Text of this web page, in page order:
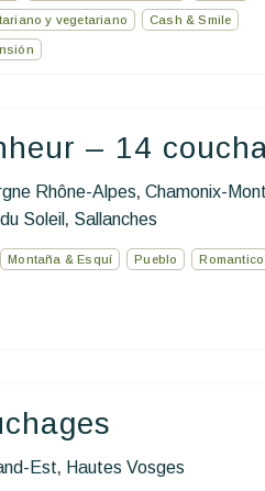
y vegetariano Cash & Smile
– 14
Rhône-Alpes, Chamonix-
Soleil , Sallanches
Montaña & Esquí Pueblo Romantico
Est, Hautes Vosges